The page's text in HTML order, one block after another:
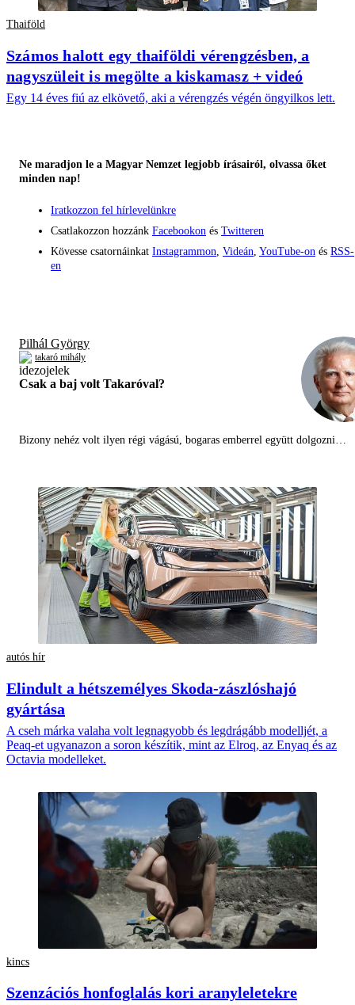
Thaiföld
Számos halott egy thaiföldi vérengzésben, a
nagyszüleit is megölte a kiskamasz + videó
Egy 14 éves fiú az elkövető, aki a vérengzés végén öngyilkos lett.
Ne maradjon le a Magyar Nemzet legjobb írásairól, olvassa őket
minden nap!
Iratkozzon fel hírlevelünkre
Csatlakozzon hozzánk Facebookon és Twitteren
Kövesse csatornáinkat Instagrammon Videán YouTube-on és RSS-
en
Pilhál György
takaró mihály
Csak a baj volt Takaróval?
Bizony nehéz volt ilyen régi vágású, bogaras emberrel együtt dolgozni…
autós hír
Elindult a hétszemélyes Skoda-zászlóshajó
gyártása
A cseh márka valaha volt legnagyobb és legdrágább modelljét, a
Peaq-et ugyanazon a soron készítik, mint az Elroq, az Enyaq és az
Octavia modelleket.
kincs
Szenzációs honfoglalás kori aranyleletekre